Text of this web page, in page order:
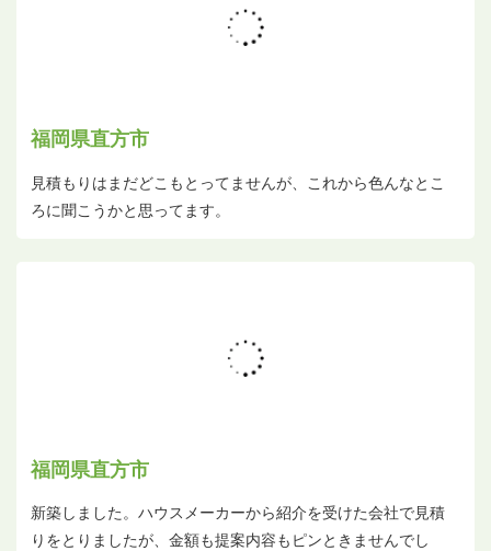
福岡県直方市
見積もりはまだどこもとってませんが、これから色んなとこ
ろに聞こうかと思ってます。
福岡県直方市
新築しました。ハウスメーカーから紹介を受けた会社で見積
りをとりましたが、金額も提案内容もピンときませんでし